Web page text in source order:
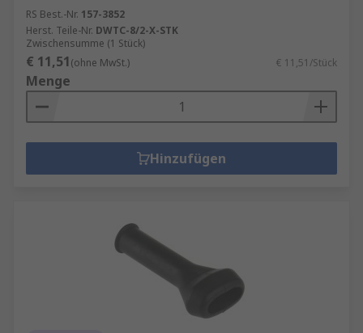
RS Best.-Nr. 157-3852
Herst. Teile-Nr. DWTC-8/2-X-STK
Zwischensumme (1 Stück)
€ 11,51(ohne MwSt.) € 11,51/Stück
Menge
Hinzufügen